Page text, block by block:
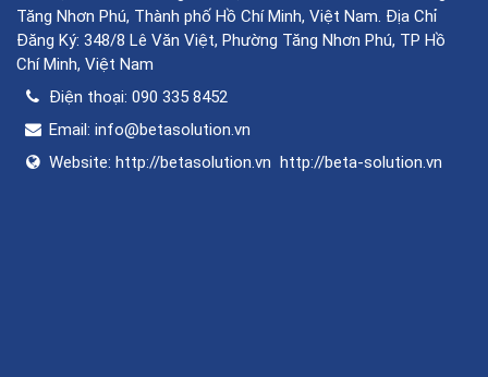
Tăng Nhơn Phú, Thành phố Hồ Chí Minh, Việt Nam. Địa Chỉ
Đăng Ký: 348/8 Lê Văn Việt, Phường Tăng Nhơn Phú, TP Hồ
Chí Minh, Việt Nam
Điện thoại: 090 335 8452
Email: info@betasolution.vn
Website: http://betasolution.vn http://beta-solution.vn